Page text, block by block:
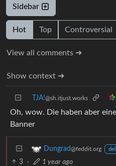
Sidebar
Hot Top Controversial
View all comments ➔
Show context ➔
TJA!@sh.itjust.works
Oh, wow. Die haben aber
Banner
Dungrad@feddit.org
3 · 1 year ago